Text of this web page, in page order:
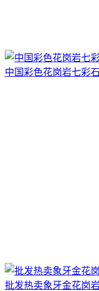
中国彩色花岗岩七彩
批发热卖象牙金花岗